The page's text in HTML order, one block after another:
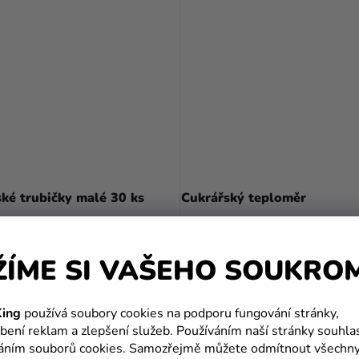
SI VAŠEHO
používá soubory cookies na podporu fungování stránky,
reklam a zlepšení služeb. Používáním naší stránky
souborů cookies. Samozřejmě můžete odmítnout
trubičky malé 30 ks Cukrářský teploměr
359 Kč